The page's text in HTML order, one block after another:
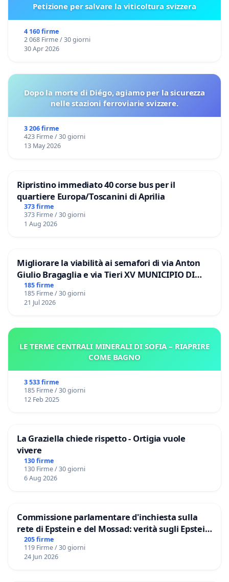
Petizione per salvare la viticoltura svizzera
4 160 firme
2 068 Firme / 30 giorni
30 Apr 2026
Dopo la morte di Diégo, agiamo per la sicurezza
nelle stazioni ferroviarie svizzere.
3 206 firme
423 Firme / 30 giorni
13 May 2026
Ripristino immediato 40 corse bus per il
quartiere Europa/Toscanini di Aprilia
373 firme
373 Firme / 30 giorni
1 Aug 2026
Migliorare la viabilità ai semafori di via Anton
Giulio Bragaglia e via Tieri XV MUNICIPIO DI
ROMA
185 firme
185 Firme / 30 giorni
21 Jul 2026
LE TERME CENTRALI MINERALI DI SOFIA – RIAPRIRE
COME BAGNO
3 533 firme
185 Firme / 30 giorni
12 Feb 2025
La Graziella chiede rispetto - Ortigia vuole
vivere
130 firme
130 Firme / 30 giorni
6 Aug 2026
Commissione parlamentare d'inchiesta sulla
rete di Epstein e del Mossad: verità sugli Epstein
Files
205 firme
119 Firme / 30 giorni
24 Jun 2026